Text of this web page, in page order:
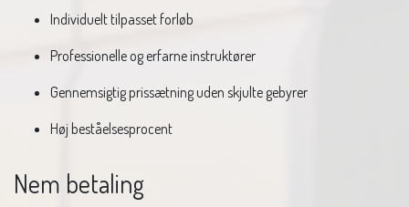
Individuelt tilpasset forløb
Professionelle og erfarne instruktører
Gennemsigtig prissætning uden skjulte gebyrer
Høj beståelsesprocent
Nem betaling